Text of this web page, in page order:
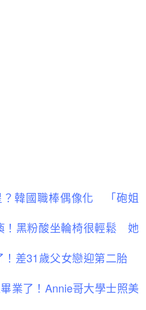
？韓國職棒偶像化 「砲姐
！黑粉酸坐輪椅很輕鬆 她
！差31歲父女戀迎第二胎
業了！Annie哥大學士照美